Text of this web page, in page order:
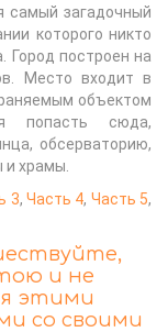
загадочный
которого никто
Город построен на
Место входит в
объектом
попасть сюда,
обсерваторию,
храмы.
3, Часть 4, Часть 5,
и не
этими
со своими